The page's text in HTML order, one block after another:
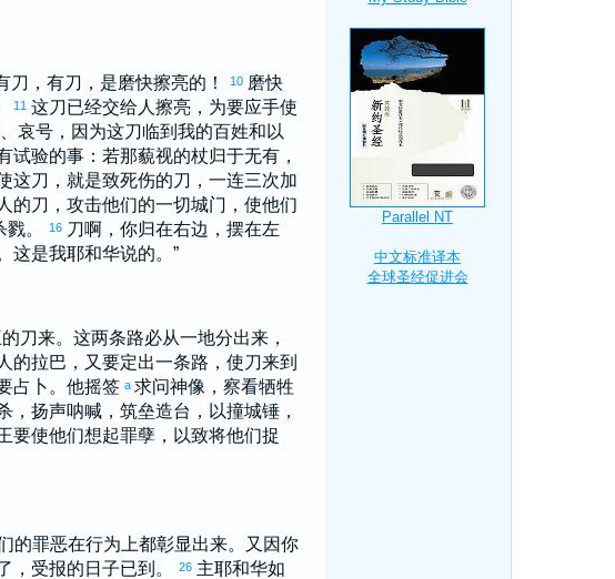
刀，有刀，是磨快擦亮的！ 10 磨快
11 这刀已经交给人擦亮，为要应手使
哀号，因为这刀临到我的百姓和 以
试验的事：若那藐视的杖归于无有，
这刀，就是致死伤的刀，一连三次加
的刀，攻击他们的一切城门，使他们
。
16 刀啊，你归在右边，摆在左
这是我耶和华说的。”
刀来。这两条路必从一地分出来，
人的拉巴 ，又要定出一条路，使刀来到
占卜。他摇签 a 求问神像，察看牺牲
扬声呐喊，筑垒造台，以撞城锤，
要使他们想起罪孽，以致将他们捉
的罪恶在行为上都彰显出来。又因你
，受报的日子已到。 26 主耶和华如